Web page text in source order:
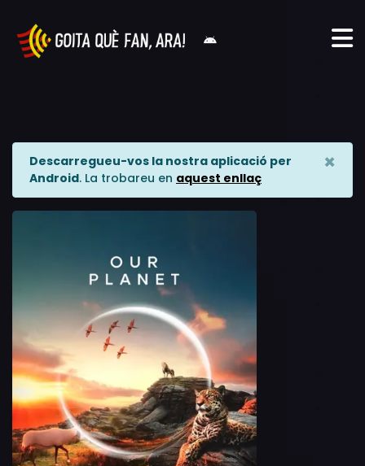
Descarregueu-vos la nostra aplicació per
Android. La trobareu en aquest enllaç
×